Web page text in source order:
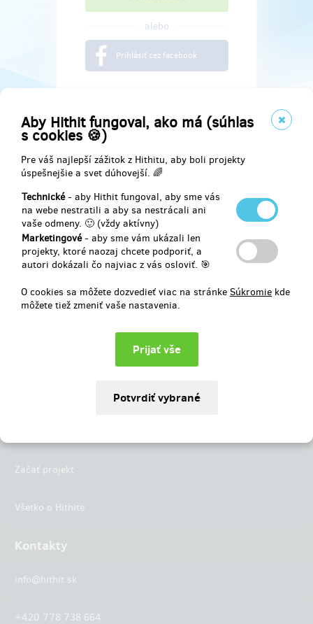
Aby Hithit fungoval, ako má (súhlas
s cookies 🍪)
Pre váš najlepší zážitok z Hithitu, aby boli projekty
úspešnejšie a svet dúhovejší. 🌈
Technické- aby Hithit fungoval, aby sme vás
na webe nestratili a aby sa nestrácali ani
vaše odmeny. 🙂 (vždy aktívny)
Marketingové- aby sme vám ukázali len
projekty, ktoré naozaj chcete podporiť, a
autori dokázali čo najviac z vás osloviť. 🎯
O cookies sa môžete dozvedieť viac na stránke Súkromie kde
môžete tiež zmeniť vaše nastavenia.
alebo
Prihlásiť cez facebook
Najdete nás na
Začať projekt
Všetko o Hithite
Kontakty
info@hithit.sk
+420 778 738 664